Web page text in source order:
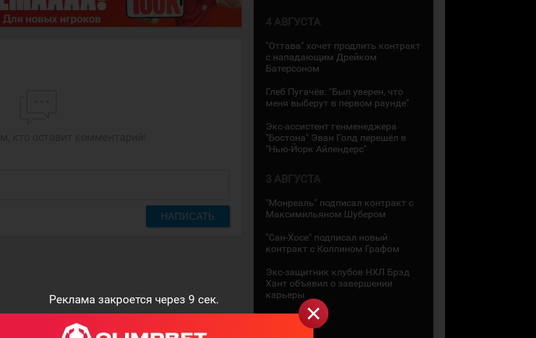
Реклама закроется через 8 сек.
НАПИСАТЬ
4 АВГУСТА
"Оттава" хочет продлить контракт
с нападающим Дрейком
Батерсоном
Глеб Пугачёв: "Был уверен, что
меня выберут в первом раунде"
Экс-ассистент генменеджера
"Бостона" Эван Голд перешёл в
"Нью-Йорк Айлендерс"
3 АВГУСТА
"Монреаль" подписал контракт с
Максимильяном Шубером
"Сан-Хосе" подписал новый
контракт с Коллином Графом
Экс-защитник клубов НХЛ Брэд
Хант объявил о завершении
карьеры
1 АВГУСТА